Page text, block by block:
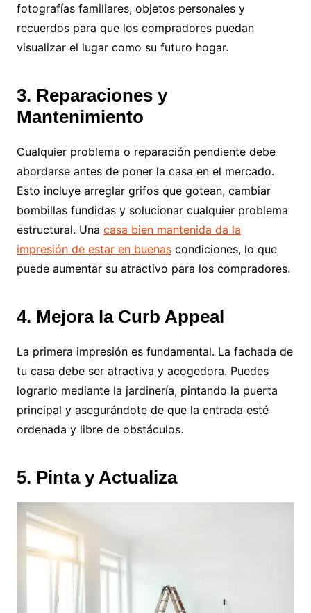
fotografías familiares, objetos personales y
recuerdos para que los compradores puedan
visualizar el lugar como su futuro hogar.
3. Reparaciones y
Mantenimiento
Cualquier problema o reparación pendiente debe
abordarse antes de poner la casa en el mercado.
Esto incluye arreglar grifos que gotean, cambiar
bombillas fundidas y solucionar cualquier problema
estructural. Una casa bien mantenida da la
impresión de estar en buenascondiciones, lo que
puede aumentar su atractivo para los compradores.
4. Mejora la Curb Appeal
La primera impresión es fundamental. La fachada de
tu casa debe ser atractiva y acogedora. Puedes
lograrlo mediante la jardinería, pintando la puerta
principal y asegurándote de que la entrada esté
ordenada y libre de obstáculos.
5. Pinta y Actualiza